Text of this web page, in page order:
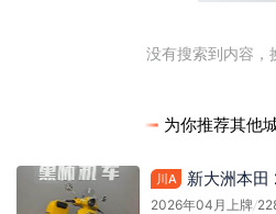
没有搜索到内容，
为你推荐其他
川A 新大洲本
2026年04月上牌/